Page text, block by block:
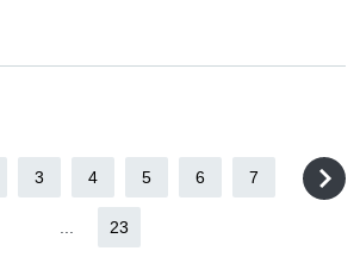
3 4 5 6 7
23